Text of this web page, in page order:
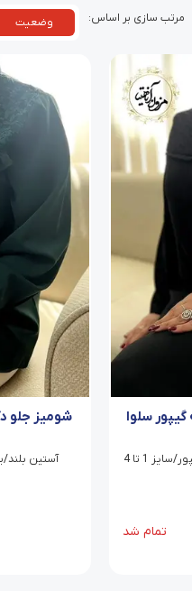
وضعیت
سلوا
1 تا 4
تمام شد
شومیز جلو
آستین بلند/